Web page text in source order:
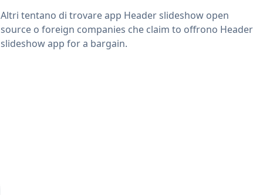
Altri tentano di trovare app Header slideshow open
source o foreign companies che claim to offrono Header
slideshow app for a bargain.